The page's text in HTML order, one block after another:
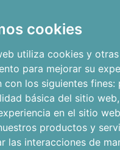
cookies
utiliza cookies y
para mejorar su
con los siguientes fines:
básica del sitio web,
en el sitio web
productos y
las interacciones de